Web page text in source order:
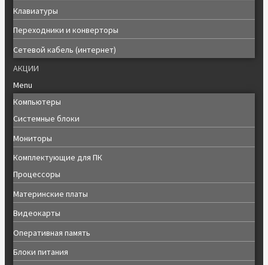
Клавиатуры
Переходники и конверторы
Сетевой кабель (интернет)
АКЦИИ
Menu
Компьютеры
Системные блоки
Мониторы
Комплектующие для ПК
Процессоры
Материнские платы
Видеокарты
Оперативная память
Блоки питания